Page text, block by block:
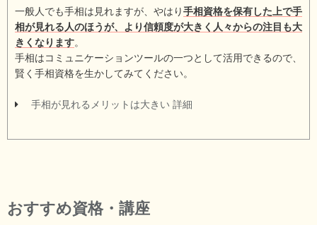
一般人でも手相は見れますが、やはり手相資格を保有した上で手
相が見れる人のほうが、より信頼度が大きく人々からの注目も大
きくなります。
手相はコミュニケーションツールの一つとして活用できるので、
賢く手相資格を生かしてみてください。
手相が見れるメリットは大きい 詳細
おすすめ資格・講座